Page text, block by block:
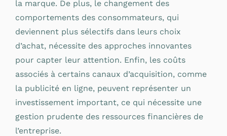
la marque. De plus, le changement des
comportements des consommateurs, qui
deviennent plus sélectifs dans leurs choix
d’achat, nécessite des approches innovantes
pour capter leur attention. Enfin, les coûts
associés à certains canaux d’acquisition, comme
la publicité en ligne, peuvent représenter un
investissement important, ce qui nécessite une
gestion prudente des ressources financières de
l’entreprise.